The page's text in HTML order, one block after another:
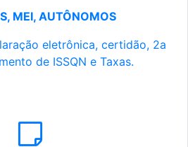
MEI, AUTÔNOMOS
eletrônica, certidão, 2a
de ISSQN e Taxas.